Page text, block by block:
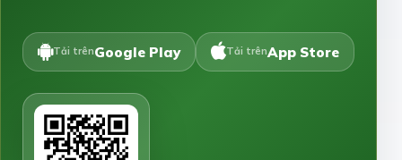
Tải trênGoogle Play Tải trênApp Store